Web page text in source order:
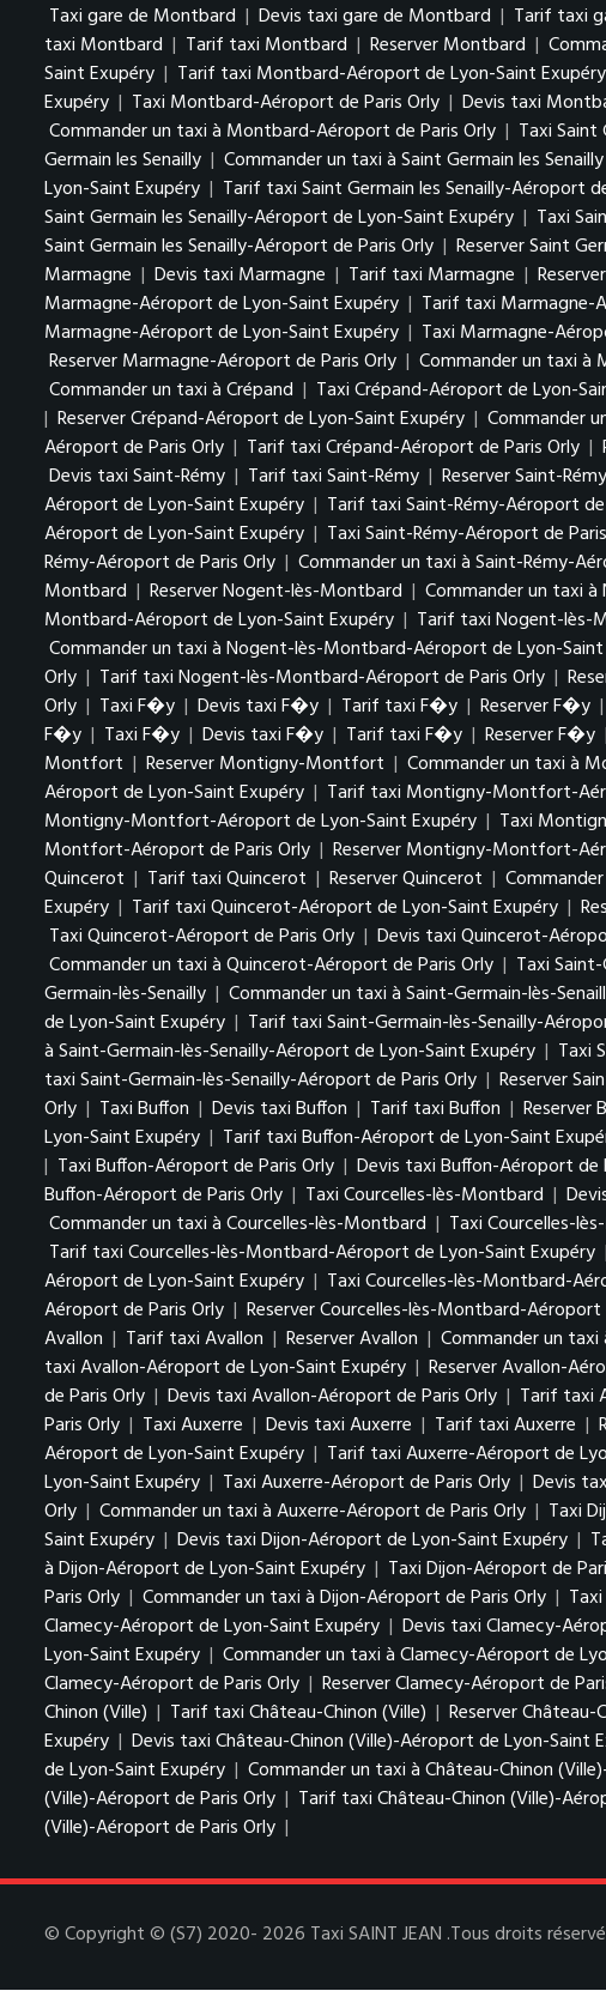
Taxi gare de Montbard | Devis taxi gare de Montbard | Tarif taxi
taxi Montbard | Tarif taxi Montbard | Reserver Montbard |
Saint Exupéry | Tarif taxi Montbard-Aéroport de Lyon-Saint Exupéry
Exupéry | Taxi Montbard-Aéroport de Paris Orly | Devis taxi
Commander un taxi à Montbard-Aéroport de Paris Orly | Taxi Saint
Germain les Senailly | Commander un taxi à Saint Germain les Senailly
Lyon-Saint Exupéry | Tarif taxi Saint Germain les Senailly-Aéroport
Saint Germain les Senailly-Aéroport de Lyon-Saint Exupéry | Taxi
Saint Germain les Senailly-Aéroport de Paris Orly | Reserver Saint
Marmagne | Devis taxi Marmagne | Tarif taxi Marmagne |
Marmagne-Aéroport de Lyon-Saint Exupéry | Tarif taxi Marmagne-
Marmagne-Aéroport de Lyon-Saint Exupéry | Taxi Marmagne-
Reserver Marmagne-Aéroport de Paris Orly | Commander un taxi à
Commander un taxi à Crépand | Taxi Crépand-Aéroport de Lyon-
| Reserver Crépand-Aéroport de Lyon-Saint Exupéry | Commander
Aéroport de Paris Orly | Tarif taxi Crépand-Aéroport de Paris Orly |
Devis taxi Saint-Rémy | Tarif taxi Saint-Rémy | Reserver Saint-Rémy
Aéroport de Lyon-Saint Exupéry | Tarif taxi Saint-Rémy-Aéroport
Aéroport de Lyon-Saint Exupéry | Taxi Saint-Rémy-Aéroport de
Rémy-Aéroport de Paris Orly | Commander un taxi à Saint-Rémy-
Montbard | Reserver Nogent-lès-Montbard | Commander un taxi
Montbard-Aéroport de Lyon-Saint Exupéry | Tarif taxi Nogent-lès-
Commander un taxi à Nogent-lès-Montbard-Aéroport de Lyon-
Orly | Tarif taxi Nogent-lès-Montbard-Aéroport de Paris Orly |
Orly | Taxi F�y | Devis taxi F�y | Tarif taxi F�y | Reserver F�y |
F�y | Taxi F�y | Devis taxi F�y | Tarif taxi F�y | Reserver F�y |
Montfort | Reserver Montigny-Montfort | Commander un taxi à
Aéroport de Lyon-Saint Exupéry | Tarif taxi Montigny-Montfort-
Montigny-Montfort-Aéroport de Lyon-Saint Exupéry | Taxi
Montfort-Aéroport de Paris Orly | Reserver Montigny-Montfort-
Quincerot | Tarif taxi Quincerot | Reserver Quincerot |
Exupéry | Tarif taxi Quincerot-Aéroport de Lyon-Saint Exupéry |
Taxi Quincerot-Aéroport de Paris Orly | Devis taxi Quincerot-
Commander un taxi à Quincerot-Aéroport de Paris Orly | Taxi
Germain-lès-Senailly | Commander un taxi à Saint-Germain-lès-
de Lyon-Saint Exupéry | Tarif taxi Saint-Germain-lès-Senailly-
à Saint-Germain-lès-Senailly-Aéroport de Lyon-Saint Exupéry | Taxi
taxi Saint-Germain-lès-Senailly-Aéroport de Paris Orly | Reserver
Orly | Taxi Buffon | Devis taxi Buffon | Tarif taxi Buffon | Reserver
Lyon-Saint Exupéry | Tarif taxi Buffon-Aéroport de Lyon-Saint
| Taxi Buffon-Aéroport de Paris Orly | Devis taxi Buffon-Aéroport de
Buffon-Aéroport de Paris Orly | Taxi Courcelles-lès-Montbard |
Commander un taxi à Courcelles-lès-Montbard | Taxi Courcelles-
Tarif taxi Courcelles-lès-Montbard-Aéroport de Lyon-Saint Exupéry |
Aéroport de Lyon-Saint Exupéry | Taxi Courcelles-lès-Montbard-
Aéroport de Paris Orly | Reserver Courcelles-lès-Montbard-Aéroport
Avallon | Tarif taxi Avallon | Reserver Avallon | Commander un taxi
taxi Avallon-Aéroport de Lyon-Saint Exupéry | Reserver Avallon-
de Paris Orly | Devis taxi Avallon-Aéroport de Paris Orly | Tarif taxi
Paris Orly | Taxi Auxerre | Devis taxi Auxerre | Tarif taxi Auxerre |
Aéroport de Lyon-Saint Exupéry | Tarif taxi Auxerre-Aéroport de
Lyon-Saint Exupéry | Taxi Auxerre-Aéroport de Paris Orly | Devis
Orly | Commander un taxi à Auxerre-Aéroport de Paris Orly | Taxi
Saint Exupéry | Devis taxi Dijon-Aéroport de Lyon-Saint Exupéry |
à Dijon-Aéroport de Lyon-Saint Exupéry | Taxi Dijon-Aéroport de
Paris Orly | Commander un taxi à Dijon-Aéroport de Paris Orly |
Clamecy-Aéroport de Lyon-Saint Exupéry | Devis taxi Clamecy-
Lyon-Saint Exupéry | Commander un taxi à Clamecy-Aéroport de
Clamecy-Aéroport de Paris Orly | Reserver Clamecy-Aéroport de
Chinon (Ville) | Tarif taxi Château-Chinon (Ville) | Reserver Château-
Exupéry | Devis taxi Château-Chinon (Ville)-Aéroport de Lyon-Saint
de Lyon-Saint Exupéry | Commander un taxi à Château-Chinon
(Ville)-Aéroport de Paris Orly | Tarif taxi Château-Chinon (Ville)-
(Ville)-Aéroport de Paris Orly |
© Copyright © (S7) 2020- 2026 Taxi SAINT JEAN .Tous droits